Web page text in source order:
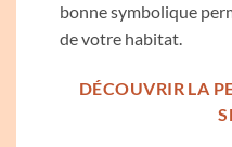
bonne symbolique
de votre habitat.
DÉCOUVRIR LA